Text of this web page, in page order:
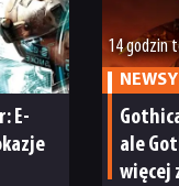
E-
14 godzin
NEWSY
ale
więcej